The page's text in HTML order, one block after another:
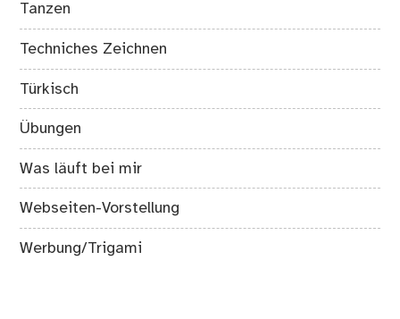
Tanzen
Techniches Zeichnen
Türkisch
Übungen
Was läuft bei mir
Webseiten-Vorstellung
Werbung/Trigami